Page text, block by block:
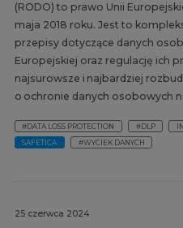
(RODO) to prawo Unii
maja 2018 roku. Jest to
przepisy dotyczące danych
Europejskiej oraz regulację ich
najsurowsze i najbardziej
o ochronie danych osobowych
#DATA LOSS PROTECTION #DLP
SAFETICA
#WYCIEK DANYCH
25 czerwca 2024